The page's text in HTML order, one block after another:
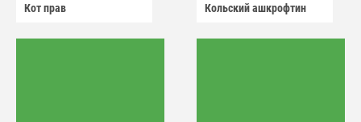
Кот прав Кольский ашкрофтин